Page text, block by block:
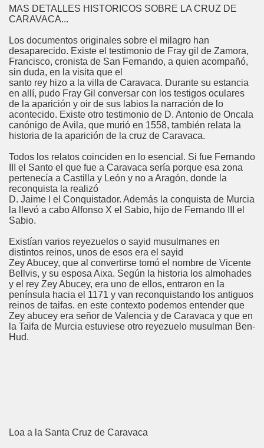
MAS DETALLES HISTORICOS SOBRE LA CRUZ DE
CARAVACA...
Los documentos originales sobre el milagro han
desaparecido. Existe el testimonio de Fray gil de Zamora,
Francisco, cronista de San Fernando, a quien acompañó,
sin duda, en la visita que el
santo rey hizo a la villa de Caravaca. Durante su estancia
en allí, pudo Fray Gil conversar con los testigos oculares
de la aparición y oir de sus labios la narración de lo
acontecido. Existe otro testimonio de D. Antonio de Oncala
canónigo de Avila, que murió en 1558, también relata la
historia de la aparición de la cruz de Caravaca.
Todos los relatos coinciden en lo esencial. Si fue Fernando
III el Santo el que fue a Caravaca sería porque esa zona
pertenecía a Castilla y León y no a Aragón, donde la
reconquista la realizó
D. Jaime I el Conquistador. Además la conquista de Murcia
la llevó a cabo Alfonso X el Sabio, hijo de Fernando III el
Sabio.
Existían varios reyezuelos o sayid musulmanes en
distintos reinos, unos de esos era el sayid
Zey Abucey, que al convertirse tomó el nombre de Vicente
Bellvis, y su esposa Aixa. Según la historia los almohades
y el rey Zey Abucey, era uno de ellos, entraron en la
península hacia el 1171 y van reconquistando los antiguos
reinos de taifas. en este contexto podemos entender que
Zey abucey era señor de Valencia y de Caravaca y que en
la Taifa de Murcia estuviese otro reyezuelo musulman Ben-
Hud.
Loa a la Santa Cruz de Caravaca